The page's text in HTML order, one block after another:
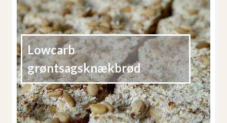
Lowcarb
grøntsagsknækbrød